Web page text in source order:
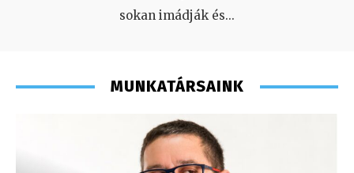
sokan imádják és...
MUNKATÁRSAINK